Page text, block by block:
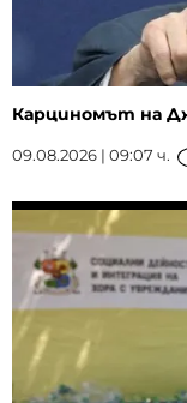
Карциномът на
09.08.2026 | 09:07 ч.